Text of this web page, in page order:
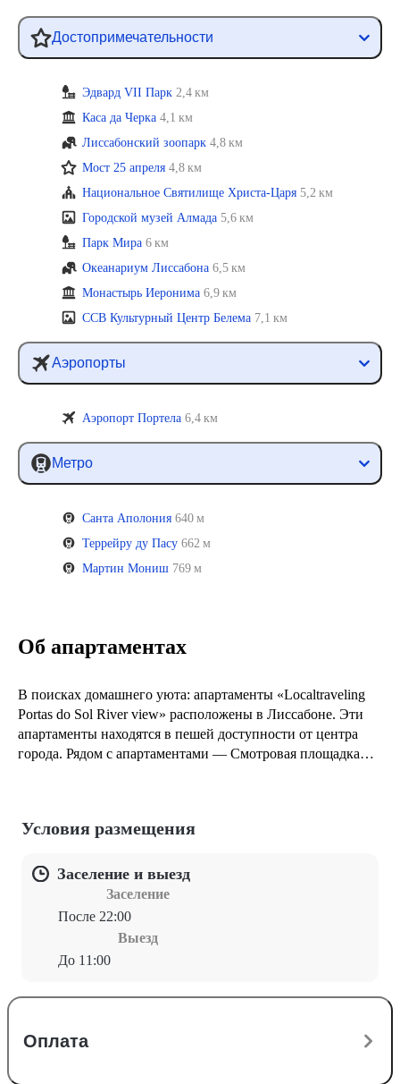
Достопримечательности
Эдвард VII Парк 2,4 км
Каса да Черка 4,1 км
Лиссабонский зоопарк 4,8 км
Мост 25 апреля 4,8 км
Национальное Святилище Христа-Царя 5,2 км
Городской музей Алмада 5,6 км
Парк Мира 6 км
Океанариум Лиссабона 6,5 км
Монастырь Иеронима 6,9 км
CCB Культурный Центр Белема 7,1 км
Аэропорты
Аэропорт Портела 6,4 км
Метро
Санта Аполония 640 м
Террейру ду Пасу 662 м
Мартин Мониш 769 м
Об апартаментах
В поисках домашнего уюта: апартаменты «Localtraveling
Portas do Sol River view» расположены в Лиссабоне. Эти
апартаменты находятся в пешей доступности от центра
города. Рядом с апартаментами — Смотровая площадка
Условия размещения
Заселение и выезд
Заселение
После 22:00
Выезд
До 11:00
Оплата